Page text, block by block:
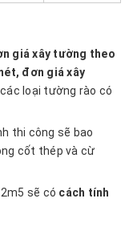
giá xây tường theo
đơn giá xây
loại tường rào có
thi công sẽ bao
cốt thép và cừ
sẽ có cách tính